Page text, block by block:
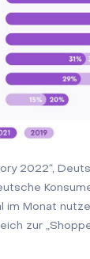
2022“,
im Monat
zur